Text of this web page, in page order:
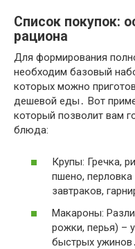
Список покупок:
рациона
Для формирования
необходим базовый
которых можно
дешевой еды․ Вот
который позволит вам
блюда:
Крупы: Гречка,
пшено,
завтраков,
Макароны:
рожки, перья) –
быстрых ужинов․